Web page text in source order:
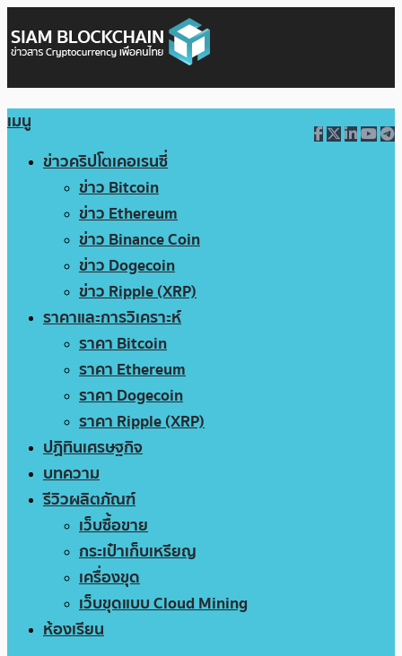
เมนู
ข่าวคริปโตเคอเรนซี่
ข่าว Bitcoin
ข่าว Ethereum
ข่าว Binance Coin
ข่าว Dogecoin
ข่าว Ripple (XRP)
ราคาและการวิเคราะห์
ราคา Bitcoin
ราคา Ethereum
ราคา Dogecoin
ราคา Ripple (XRP)
ปฏิทินเศรษฐกิจ
บทความ
รีวิวผลิตภัณฑ์
เว็บซื้อขาย
กระเป๋าเก็บเหรียญ
เครื่องขุด
เว็บขุดแบบ Cloud Mining
ห้องเรียน